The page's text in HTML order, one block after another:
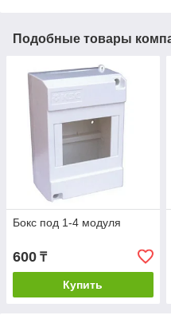
Подобные товары
Бокс под 1-4 модуля
600 ₸
Купить